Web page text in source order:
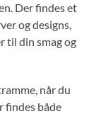
Der findes et
og designs,
til din smag og
når du
findes både